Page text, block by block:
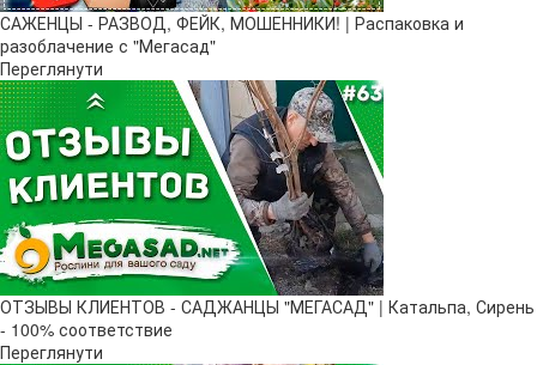
САЖЕНЦЫ - РАЗВОД, ФЕЙК, МОШЕННИКИ! | Распаковка и
разоблачение с "Мегасад"
Переглянути
ОТЗЫВЫ КЛИЕНТОВ - САДЖАНЦЫ "МЕГАСАД" | Катальпа, Сирень
- 100% соответствие
Переглянути